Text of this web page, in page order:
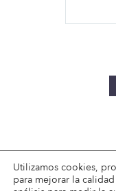
Utilizamos cookies,
para mejorar la